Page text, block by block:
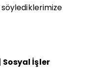
Sosyal İşler